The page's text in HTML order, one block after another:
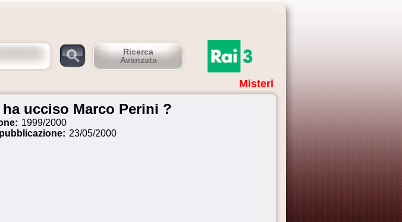
Ricerca
Avanzata
Misteri
ha ucciso Marco Perini ?
1999/2000
23/05/2000